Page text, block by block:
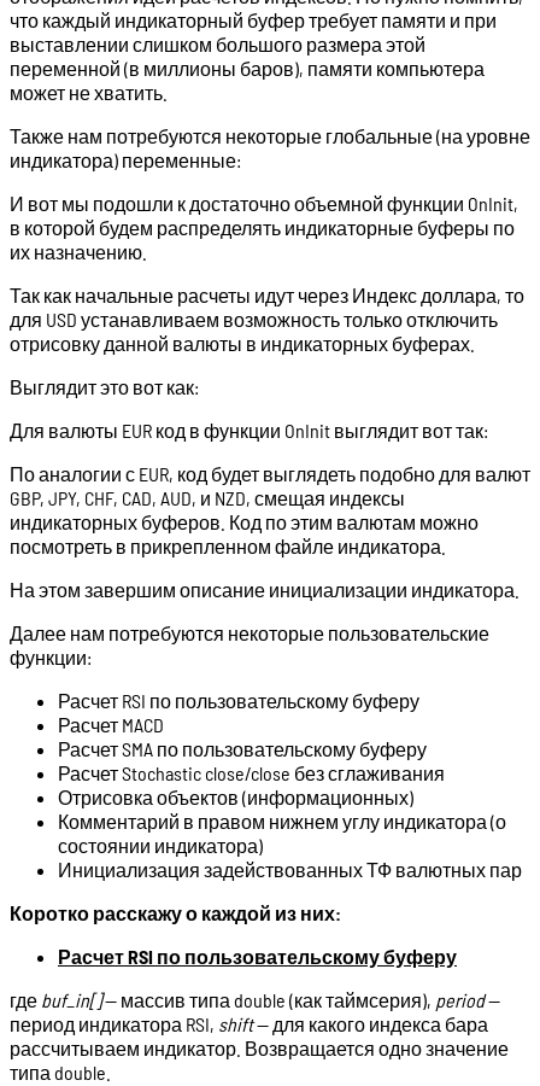
что каждый индикаторный буфер требует памяти и при
выставлении слишком большого размера этой
переменной (в миллионы баров), памяти компьютера
может не хватить.
Также нам потребуются некоторые глобальные (на уровне
индикатора) переменные:
И вот мы подошли к достаточно объемной функции OnInit,
в которой будем распределять индикаторные буферы по
их назначению.
Так как начальные расчеты идут через Индекс доллара, то
для USD устанавливаем возможность только отключить
отрисовку данной валюты в индикаторных буферах.
Выглядит это вот как:
Для валюты EUR код в функции OnInit выглядит вот так:
По аналогии с EUR, код будет выглядеть подобно для валют
GBP, JPY, CHF, CAD, AUD, и NZD, смещая индексы
индикаторных буферов. Код по этим валютам можно
посмотреть в прикрепленном файле индикатора.
На этом завершим описание инициализации индикатора.
Далее нам потребуются некоторые пользовательские
функции:
Расчет RSI по пользовательскому буферу
Расчет MACD
Расчет SMA по пользовательскому буферу
Расчет Stochastic close/close без сглаживания
Отрисовка объектов (информационных)
Комментарий в правом нижнем углу индикатора (о
состоянии индикатора)
Инициализация задействованных ТФ валютных пар
Коротко расскажу о каждой из них:
Расчет RSI по пользовательскому буферу
где buf_in[]— массив типа double (как таймсерия), period—
период индикатора RSI, shift— для какого индекса бара
рассчитываем индикатор. Возвращается одно значение
типа double.